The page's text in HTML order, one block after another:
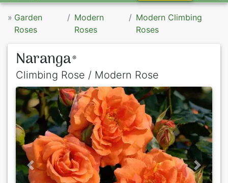
» Garden
Roses
Modern
Roses
Modern Climbing
Roses
Naranga ®
Climbing Rose / Modern Rose
Previous Next